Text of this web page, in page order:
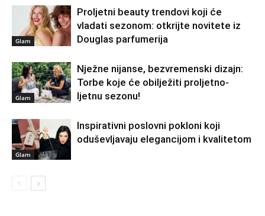
Glam
Proljetni beauty trendovi koji će
vladati sezonom: otkrijte novitete iz
Douglas parfumerija
Glam
Nježne nijanse, bezvremenski dizajn:
Torbe koje će obilježiti proljetno-
ljetnu sezonu!
Glam
Inspirativni poslovni pokloni koji
oduševljavaju elegancijom i kvalitetom